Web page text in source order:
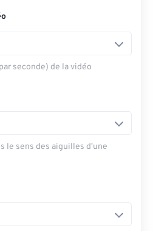
seconde) de la vidéo
le sens des aiguilles d'une